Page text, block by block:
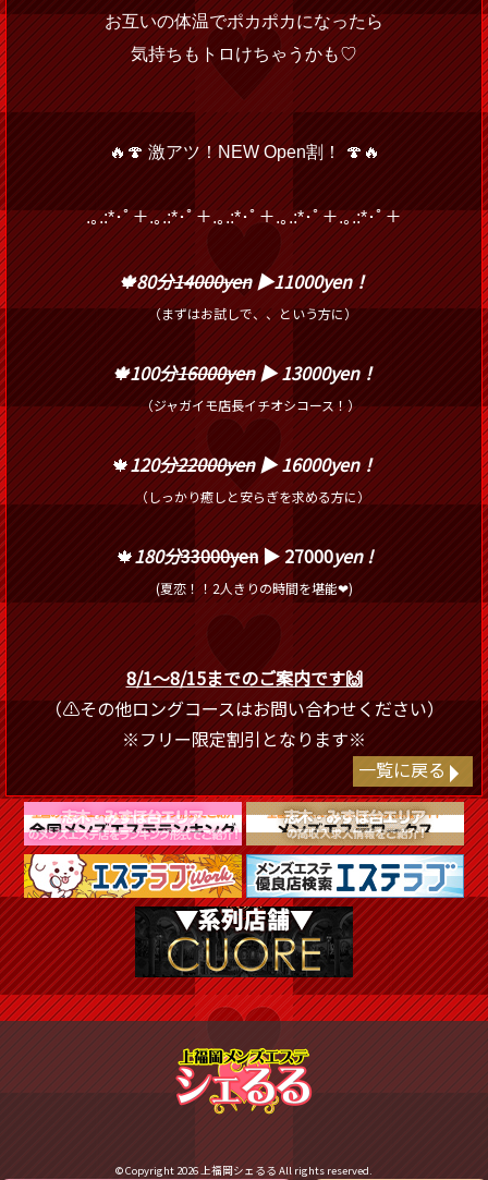
お互いの体温でポカポカになったら
気持ちもトロけちゃうかも♡
🔥🍄 激アツ！NEW Open割！ 🍄🔥
.｡.:*･ﾟ＋.｡.:*･ﾟ＋.｡.:*･ﾟ＋.｡.:*･ﾟ＋.｡.:*･ﾟ＋
🍁80分14000yen▶︎11000yen！
（まずはお試しで、、という方に）
🍁100分16000yen▶︎ 13000yen！
（ジャガイモ店長イチオシコース！）
🍁120分22000yen▶︎ 16000yen！
（しっかり癒しと安らぎを求める方に）
🍁180分33000yen▶︎ 27000yen !
(夏恋！！2人きりの時間を堪能❤︎)
8/1〜8/15までのご案内です🙌
（⚠️その他ロングコースはお問い合わせください）
※フリー限定割引となります※
一覧に戻る
© Copyright 2026上福岡シェるる All rights reserved.